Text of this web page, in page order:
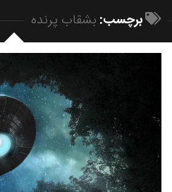
سبک زندگی
زیبایی و آرایش
شیک پوشی
دکوراسیون و چیدمان
غذا
رستوران گردی
آشپزی
برچسب: بشقاب پرنده